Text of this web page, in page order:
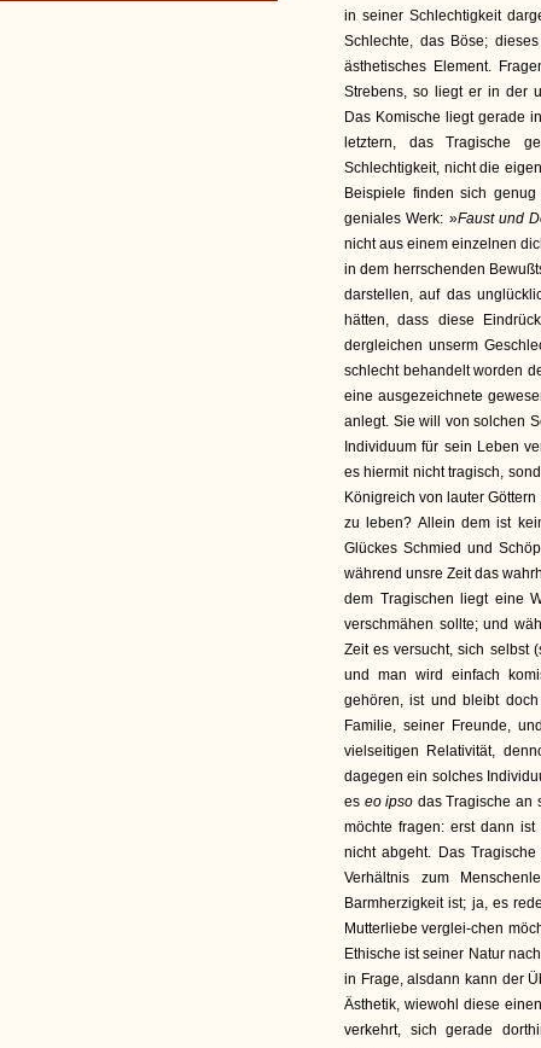
in seiner Schlechtigkeit
Schlechte, das Böse;
ästhetisches Element.
Strebens, so liegt er in der
Das Komische liegt gerade
letztern, das Tragische
Schlechtigkeit, nicht die
Beispiele finden sich
geniales Werk: »Faust und
nicht aus einem einzelnen
in dem herrschenden
darstellen, auf das
hätten, dass diese
dergleichen unserm
schlecht behandelt worden
eine ausgezeichnete
anlegt. Sie will von solchen
Individuum für sein Leben
es hiermit nicht tragisch,
Königreich von lauter
zu leben? Allein dem ist
Glückes Schmied und
während unsre Zeit das
dem Tragischen liegt eine
verschmähen sollte; und
Zeit es versucht, sich selbst
und man wird einfach
gehören, ist und bleibt
Familie, seiner Freunde,
vielseitigen Relativität,
dagegen ein solches
es eo ipso das Tragische an
möchte fragen: erst dann
nicht abgeht. Das
Verhältnis zum
Barmherzigkeit ist; ja, es
Mutterliebe verglei-chen
Ethische ist seiner Natur
in Frage, alsdann kann der
Ästhetik, wiewohl diese
verkehrt, sich gerade